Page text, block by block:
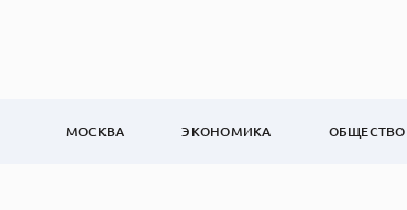
МОСКВА ЭКОНОМИКА ОБЩЕСТВО